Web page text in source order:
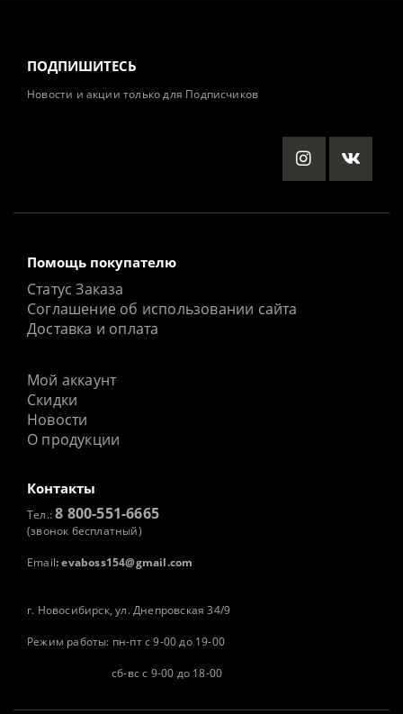
ПОДПИШИТЕСЬ
Новости и акции только для Подписчиков
Помощь покупателю
Статус Заказа
Соглашение об использовании сайта
Доставка и оплата
Мой аккаунт
Скидки
Новости
О продукции
Контакты
Тел.:8 800-551-6665
(звонок бесплатный)
Email: evaboss154@gmail.com
г. Новосибирск, ул. Днепровская 34/9
Режим работы: пн-пт с 9-00 до 19-00
сб-вс с 9-00 до 18-00